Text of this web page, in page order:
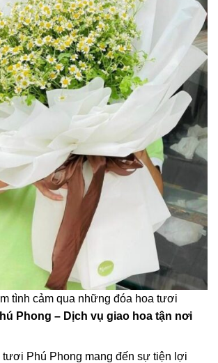
tình cảm qua những đóa hoa tươi
Phong – Dịch vụ giao hoa tận nơi
tươi Phú Phong mang đến sự tiện lợi